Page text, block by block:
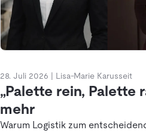
28. Juli 2026 Lisa-Marie Karusseit
„Palette rein, Palette
mehr
Warum Logistik zum